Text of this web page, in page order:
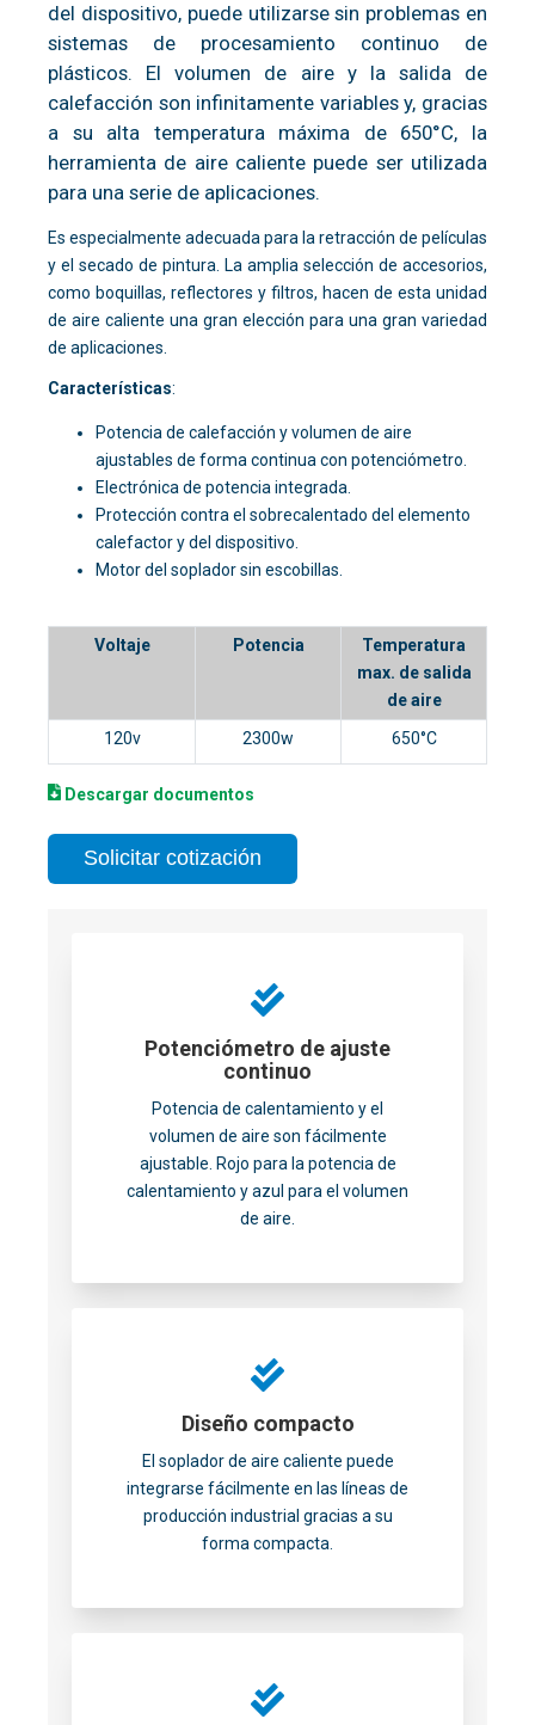
del dispositivo, puede utilizarse sin problemas en
sistemas de procesamiento continuo de
plásticos. El volumen de aire y la salida de
calefacción son infinitamente variables y, gracias
a su alta temperatura máxima de 650°C, la
herramienta de aire caliente puede ser utilizada
para una serie de aplicaciones.
Es especialmente adecuada para la retracción de películas
y el secado de pintura. La amplia selección de accesorios,
como boquillas, reflectores y filtros, hacen de esta unidad
de aire caliente una gran elección para una gran variedad
de aplicaciones.
Características:
Potencia de calefacción y volumen de aire
ajustables de forma continua con potenciómetro.
Electrónica de potencia integrada.
Protección contra el sobrecalentado del elemento
calefactor y del dispositivo.
Motor del soplador sin escobillas.
Voltaje Potencia
Temperatura
max. de salida
de aire
120v
2300w 650°C
Descargar documentos
Solicitar cotización
Potenciómetro de ajuste
continuo
Potencia de calentamiento y el
volumen de aire son fácilmente
ajustable. Rojo para la potencia de
calentamiento y azul para el volumen
de aire.
Diseño compacto
El soplador de aire caliente puede
integrarse fácilmente en las líneas de
producción industrial gracias a su
forma compacta.